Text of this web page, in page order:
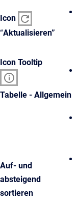
Icon
“Aktualisieren”
Icon Tooltip
Tabelle - Allgemein
Auf- und
absteigend
sortieren